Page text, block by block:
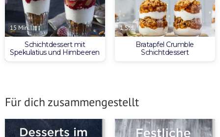
15 Min.
Schichtdessert mit
Spekulatius und Himbeeren
1 Std.
Bratapfel Crumble
Schichtdessert
Für dich zusammengestellt